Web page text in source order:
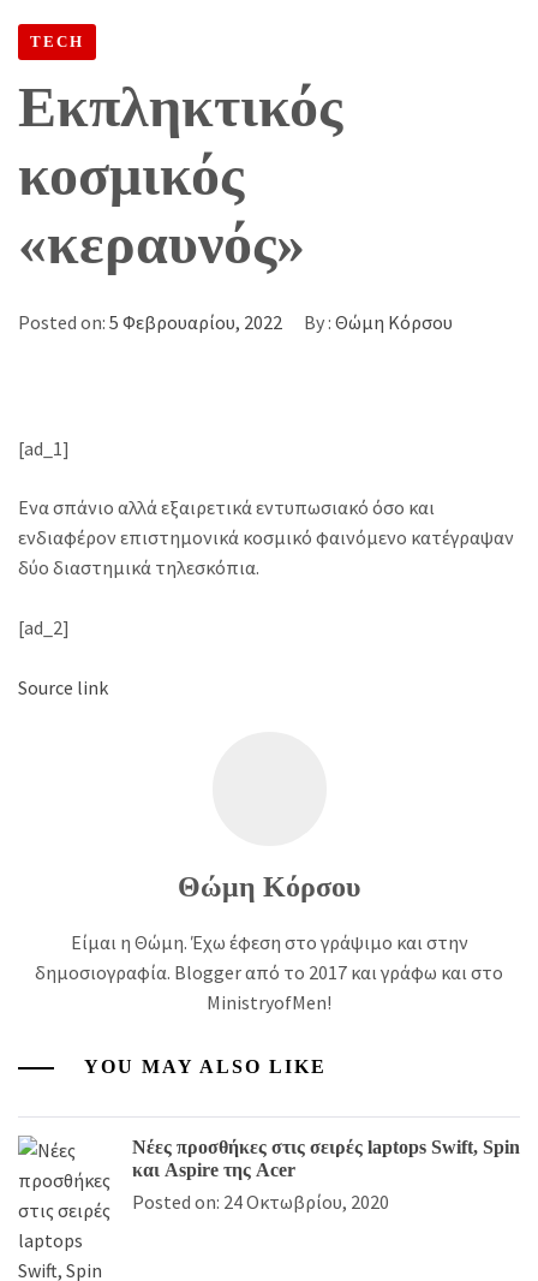
TECH
Εκπληκτικός
κοσμικός
«κεραυνός»
Posted on: 5 Φεβρουαρίου, 2022 By : Θώμη Κόρσου
[ad_1]
Ενα σπάνιο αλλά εξαιρετικά εντυπωσιακό όσο και
ενδιαφέρον επιστημονικά κοσμικό φαινόμενο κατέγραψαν
δύο διαστημικά τηλεσκόπια.
[ad_2]
Source link
Θώμη Κόρσου
Είμαι η Θώμη. Έχω έφεση στο γράψιμο και στην
δημοσιογραφία. Blogger από το 2017 και γράφω και στο
MinistryofMen!
YOU MAY ALSO LIKE
Νέες προσθήκες στις σειρές laptops Swift, Spin
και Aspire της Acer
Posted on: 24 Οκτωβρίου, 2020